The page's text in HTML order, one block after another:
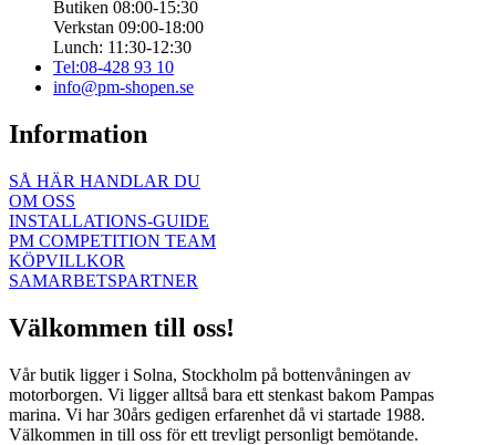
Butiken 08:00-15:30
Verkstan 09:00-18:00
Lunch: 11:30-12:30
Tel:08-428 93 10
info@pm-shopen.se
Information
SÅ HÄR HANDLAR DU
OM OSS
INSTALLATIONS-GUIDE
PM COMPETITION TEAM
KÖPVILLKOR
SAMARBETSPARTNER
Välkommen till oss!
Vår butik ligger i Solna, Stockholm på bottenvåningen av
motorborgen. Vi ligger alltså bara ett stenkast bakom Pampas
marina. Vi har 30års gedigen erfarenhet då vi startade 1988.
Välkommen in till oss för ett trevligt personligt bemötande.